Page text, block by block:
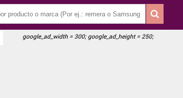
google_ad_width = 300; google_ad_height = 250;